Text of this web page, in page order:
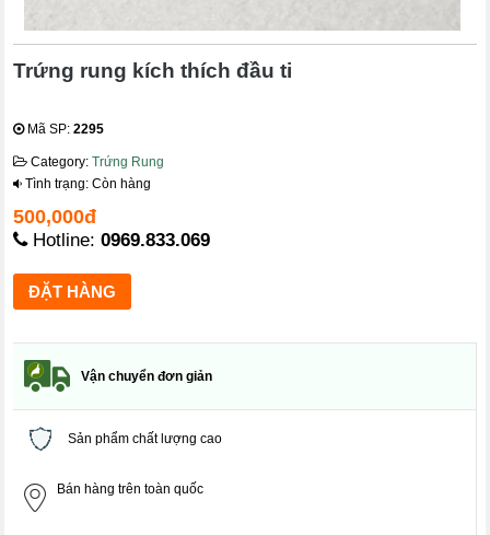
Trứng rung kích thích đầu ti
Mã SP:2295
Category:Trứng Rung
Tình trạng: Còn hàng
500,000đ
Hotline:0969.833.069
Vận chuyển đơn giản
Sản phẩm chất lượng cao
Bán hàng trên toàn quốc